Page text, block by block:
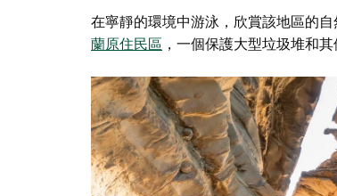
在寧靜的環境中游泳，欣賞該地區的
蘭原住民區 ，一個保護大型垃圾堆和